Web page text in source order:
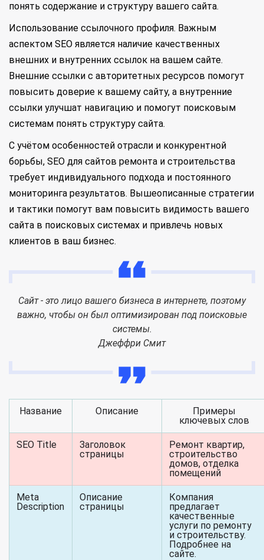
понять содержание и структуру вашего сайта.
Использование ссылочного профиля. Важным
аспектом SEO является наличие качественных
внешних и внутренних ссылок на вашем сайте.
Внешние ссылки с авторитетных ресурсов помогут
повысить доверие к вашему сайту, а внутренние
ссылки улучшат навигацию и помогут поисковым
системам понять структуру сайта.
С учётом особенностей отрасли и конкурентной
борьбы, SEO для сайтов ремонта и строительства
требует индивидуального подхода и постоянного
мониторинга результатов. Вышеописанные стратегии
и тактики помогут вам повысить видимость вашего
сайта в поисковых системах и привлечь новых
клиентов в ваш бизнес.
Сайт - это лицо вашего бизнеса в интернете, поэтому
важно, чтобы он был оптимизирован под поисковые
системы.
Джеффри Смит
Название Описание
Примеры
ключевых слов
SEO Title
Заголовок
страницы
Ремонт квартир,
строительство
домов, отделка
помещений
Meta
Description
Описание
страницы
Компания
предлагает
качественные
услуги по ремонту
и строительству.
Подробнее на
сайте.